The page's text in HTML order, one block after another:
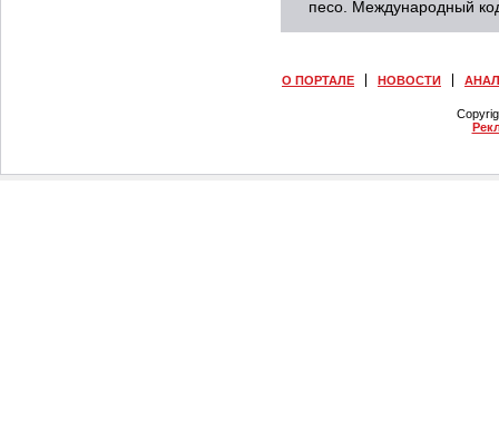
песо. Международный
О ПОРТАЛЕ НОВОСТИ